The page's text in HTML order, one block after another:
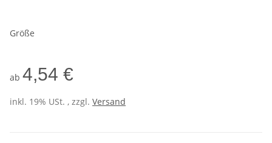
Größe
ab 4,54 €
inkl. 19% USt. , zzgl. Versand